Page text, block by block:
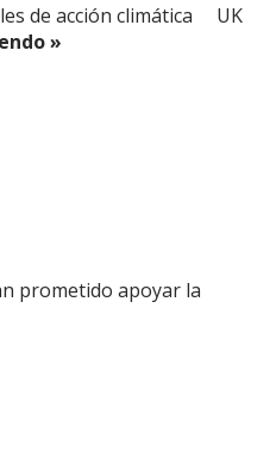
de acción climática UK
»
prometido apoyar la